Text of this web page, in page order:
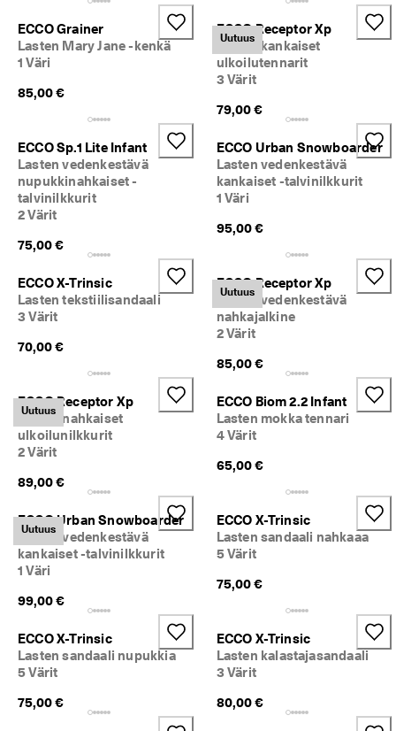
ECCO Grainer
Lasten Mary Jane -kenkä
1 Väri
85,00 €
Uutuus
ECCO Receptor Xp
Lasten kankaiset
ulkoilutennarit
3 Värit
79,00 €
ECCO Sp.1 Lite Infant
Lasten vedenkestävä
nupukkinahkaiset -
talvinilkkurit
2 Värit
75,00 €
ECCO Urban Snowboarder
Lasten vedenkestävä
kankaiset -talvinilkkurit
1 Väri
95,00 €
ECCO X-Trinsic
Lasten tekstiilisandaali
3 Värit
70,00 €
Uutuus
ECCO Receptor Xp
Lasten vedenkestävä
nahkajalkine
2 Värit
85,00 €
Uutuus
ECCO Receptor Xp
Lasten nahkaiset
ulkoilunilkkurit
2 Värit
89,00 €
ECCO Biom 2.2 Infant
Lasten mokka tennari
4 Värit
65,00 €
Uutuus
ECCO Urban Snowboarder
Lasten vedenkestävä
kankaiset -talvinilkkurit
1 Väri
99,00 €
ECCO X-Trinsic
Lasten sandaali nahkaaa
5 Värit
75,00 €
ECCO X-Trinsic
Lasten sandaali nupukkia
5 Värit
75,00 €
ECCO X-Trinsic
Lasten kalastajasandaali
3 Värit
80,00 €